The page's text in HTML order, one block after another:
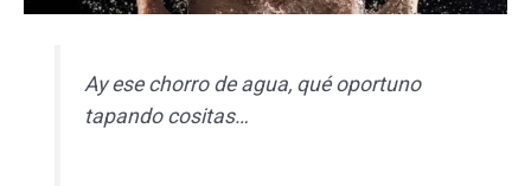
Ay ese chorro de agua, qué oportuno
tapando cositas…